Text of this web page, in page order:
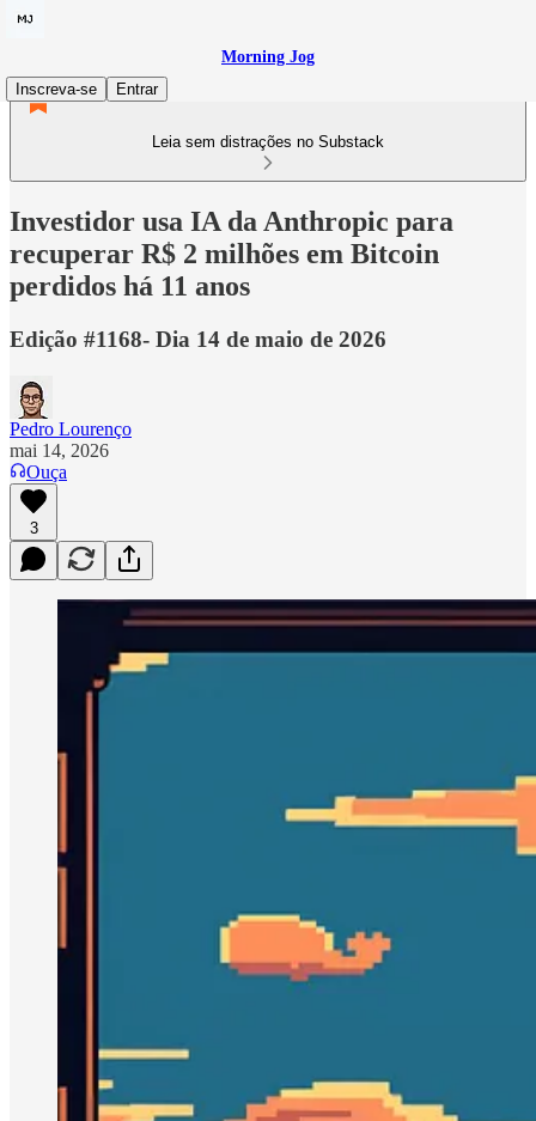
Morning Jog
Inscreva-se
Entrar
Leia sem distrações no Substack
Investidor usa IA da Anthropic para
recuperar R$ 2 milhões em Bitcoin
perdidos há 11 anos
Edição #1168- Dia 14 de maio de 2026
Pedro Lourenço
mai 14, 2026
Ouça
3